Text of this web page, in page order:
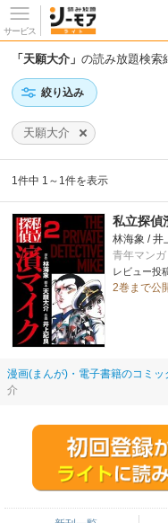
サービス
「天願大介」の読み放題検索
絞り込み
天願大介
1件中 1～1件を表示
私立探偵
林海象 / 井
青年マンガ
レビュー投
2巻まで公
漫画(まんが)・電子書籍のコミッ
介